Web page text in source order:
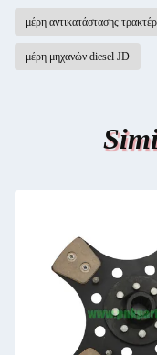
μέρη αντικατάστασης
μέρη μηχανών diesel JD